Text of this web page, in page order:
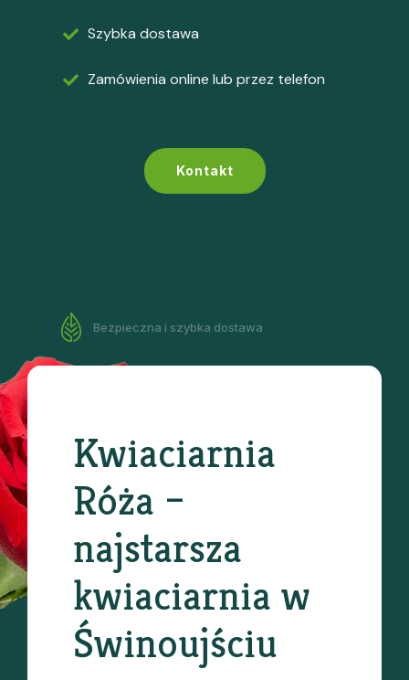
Szybka dostawa
Zamówienia online lub przez telefon
Kontakt
Bezpieczna i szybka dostawa
Kwiaciarnia
Róża –
najstarsza
kwiaciarnia w
Świnoujściu